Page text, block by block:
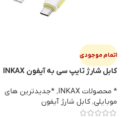
اتمام موجودی
کابل شارژ تایپ سی به آیفون INKAX
* محصولات INKAX
, *جدیدترین های
موبایلی, کابل شارژ آیفون